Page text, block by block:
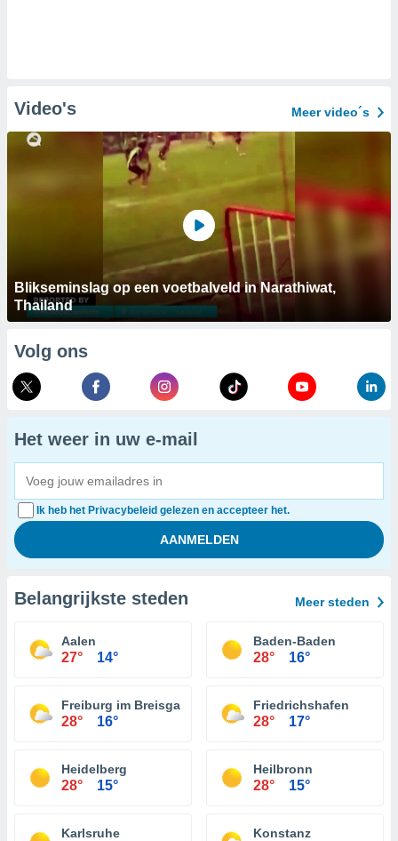
Video's Meer video´s
Blikseminslag op een voetbalveld in Narathiwat,
Thailand
Volg ons
Het weer in uw e-mail
Ik heb het Privacybeleid gelezen en accepteer het.
Belangrijkste steden Meer steden
Aalen
27° 14°
Baden-Baden
28° 16°
Freiburg im Breisgau
28° 16°
Friedrichshafen
28° 17°
Heidelberg
28° 15°
Heilbronn
28° 15°
Karlsruhe Konstanz